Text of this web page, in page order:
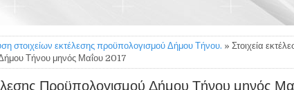
στοιχείων εκτέλεσης προϋπολογισμού Δήμου Τήνου. » Στοιχεία
Τήνου μηνός Μαΐου 2017
Προϋπολογισμού Δήμου Τήνου μηνός